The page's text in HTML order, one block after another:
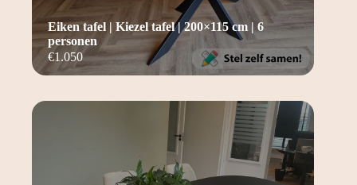
€1.050
Eiken tafel | Kiezel tafel | 200×115 cm | 6
personen